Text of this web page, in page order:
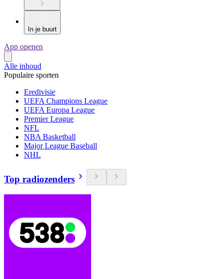
In je buurt
App openen
Alle inhoud
Populaire sporten
Eredivisie
UEFA Champions League
UEFA Europa League
Premier League
NFL
NBA Basketball
Major League Baseball
NHL
Top radiozenders